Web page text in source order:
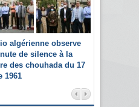
algérienne observe
de silence à la
des chouhada du 17
1961